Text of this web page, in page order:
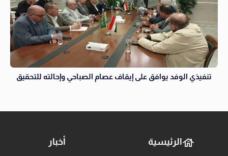
تنفيذي الوفد يوافق على إيقاف عصام الصباحي وإحالته للتحقيق
الرئيسية أخبار